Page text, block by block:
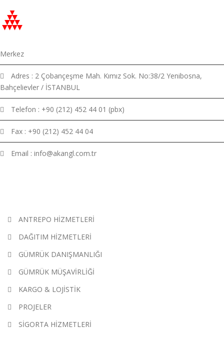
Merkez
Adres : 2 Çobançeşme Mah. Kımız Sok. No:38/2 Yenibosna,
Bahçelievler / İSTANBUL
Telefon : +90 (212) 452 44 01 (pbx)
Fax : +90 (212) 452 44 04
Email : info@akangl.com.tr
ANTREPO HİZMETLERİ
DAĞITIM HİZMETLERİ
GÜMRÜK DANIŞMANLIĞI
GÜMRÜK MÜŞAVİRLİĞİ
KARGO & LOJİSTİK
PROJELER
SİGORTA HİZMETLERİ